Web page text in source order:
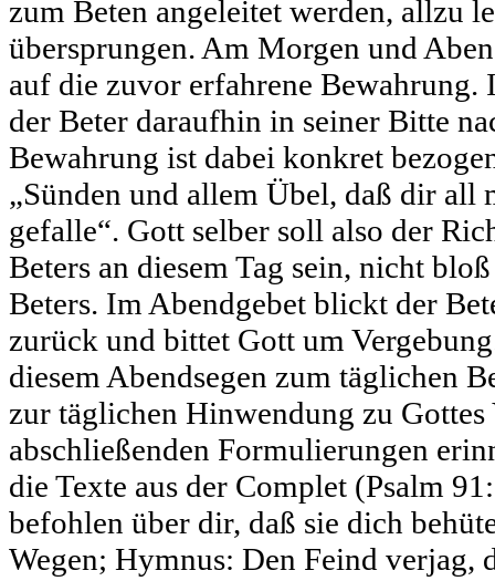
zum Beten angeleitet werden, allzu
übersprungen. Am Morgen und
auf die zuvor erfahrene
der Beter daraufhin in seiner Bitte
Bewahrung ist dabei konkret
„Sünden und allem Übel, daß dir all
gefalle“. Gott selber soll also der
Beters an diesem Tag sein, nicht
Beters. Im Abendgebet blickt der
zurück und bittet Gott um
diesem Abendsegen zum täglichen
zur täglichen Hinwendung zu Gottes
abschließenden Formulierungen
die Texte aus der Complet (Psalm
befohlen über dir, daß sie dich
Wegen; Hymnus: Den Feind verjag,